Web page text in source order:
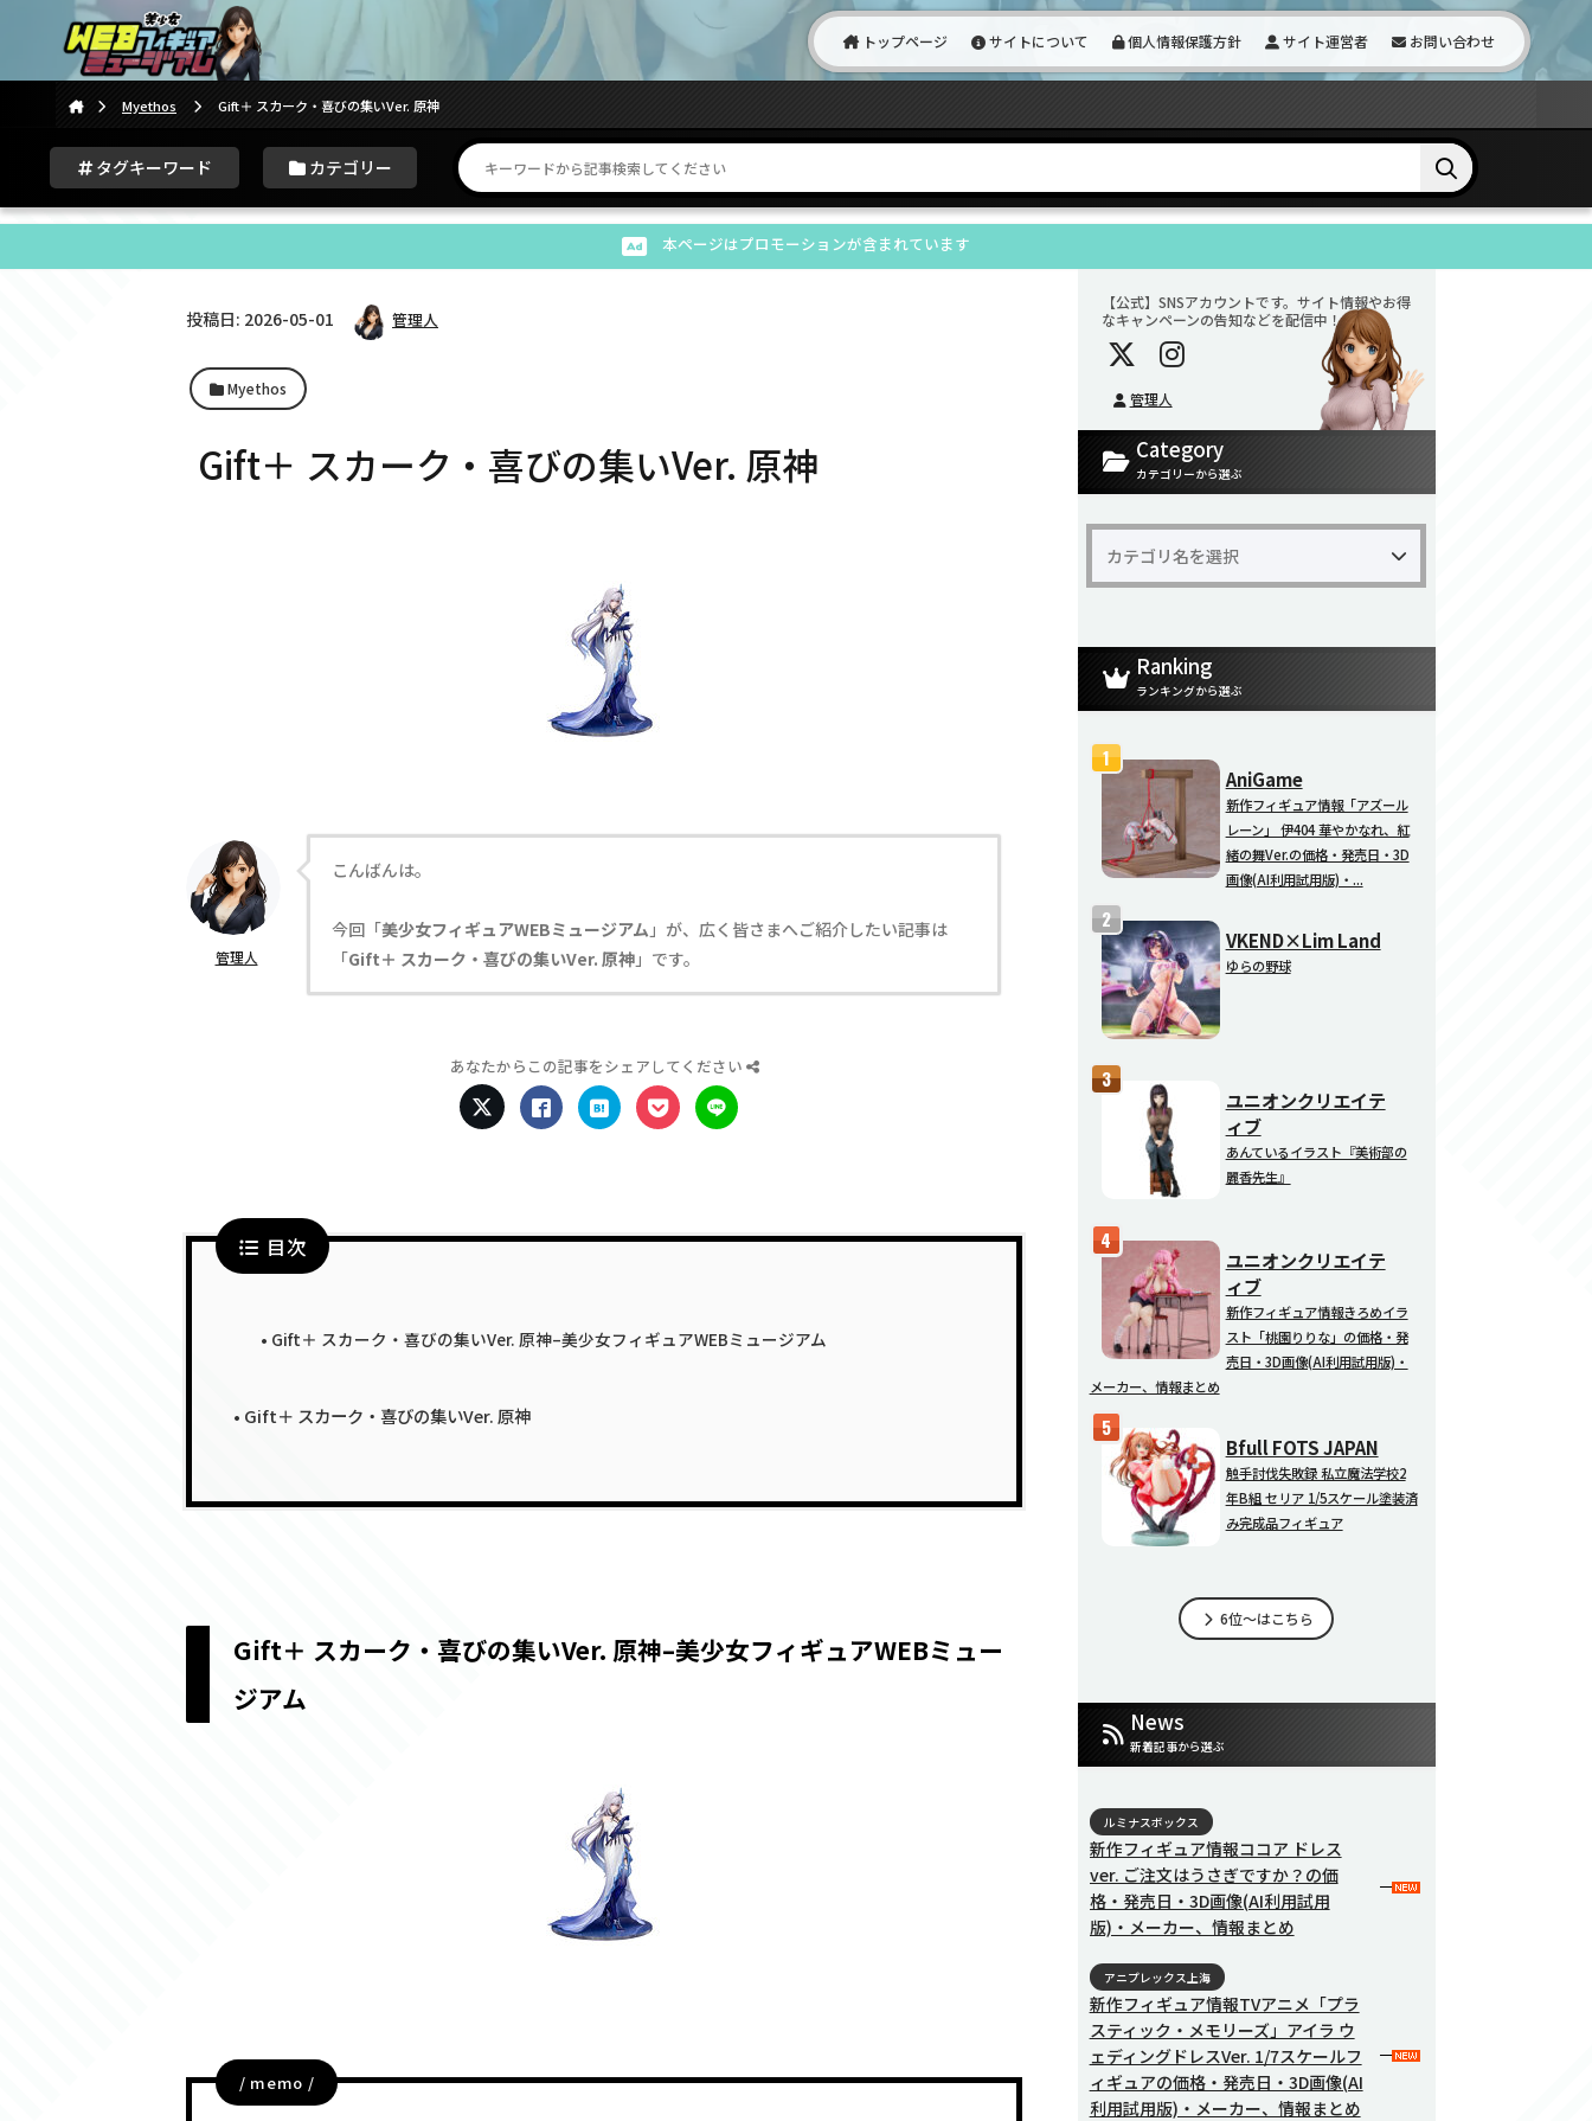
トップページ サイトについて 個人情報保護方針 サイト運営者 お問い合わせ
Myethos Gift＋ スカーク・喜びの集いVer. 原神
タグキーワード カテゴリー
本ページはプロモーションが含まれています
投稿日: 2026-05-01 管理人
Myethos
Gift＋ スカーク・喜びの集いVer. 原神
管理人
こんばんは。
今回「美少女フィギュアWEBミュージアム 」が、広く皆さまへご紹介したい記事は
「Gift＋ スカーク・喜びの集いVer. 原神」です。
あなたからこの記事をシェアしてください
目次
Gift＋ スカーク・喜びの集いVer. 原神–美少女フィギュアWEBミュージアム
Gift＋ スカーク・喜びの集いVer. 原神
Gift＋ スカーク・喜びの集いVer. 原神–美少女フィギュアWEBミュー
ジアム
/ memo /
【公式】SNSアカウントです。サイト情報やお得
なキャンペーンの告知などを配信中！
管理人
Category
カテゴリーから選ぶ
Ranking
ランキングから選ぶ
AniGame
新作フィギュア情報「アズール
レーン」 伊404 華やかなれ、紅
緒の舞Ver.の価格・発売日・3D
画像(AI利用試用版)・...
VKEND×Lim Land
ゆらの野球
ユニオンクリエイテ
ィブ
あんているイラスト『美術部の
麗香先生』
ユニオンクリエイテ
ィブ
新作フィギュア情報きろめイラ
スト「桃園りりな」の価格・発
売日・3D画像(AI利用試用版)・
メーカー、情報まとめ
Bfull FOTS JAPAN
触手討伐失敗録 私立魔法学校2
年B組 セリア 1/5スケール塗装済
み完成品フィギュア
6位～はこちら
News
新着記事から選ぶ
ルミナスボックス
新作フィギュア情報ココア ドレス
ver. ご注文はうさぎですか？の価
格・発売日・3D画像(AI利用試用
版)・メーカー、情報まとめ
アニプレックス上海
新作フィギュア情報TVアニメ「プラ
スティック・メモリーズ」アイラ ウ
ェディングドレスVer. 1/7スケールフ
ィギュアの価格・発売日・3D画像(AI
利用試用版)・メーカー、情報まとめ